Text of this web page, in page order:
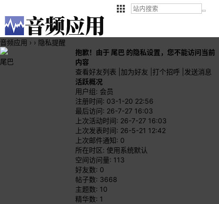
音频应用 › › 隐私提醒
尾巴
抱歉！由于 尾巴 的隐私设置，您不能访问当前
内容
查看好友列表
加为好友 打个招呼
发送消息
活跃概况
用户组: 会员
注册时间: 03-1-20 22:56
最后访问: 26-7-27 16:03
上次活动时间: 26-7-27 16:03
上次发表时间: 26-5-21 12:42
上次邮件通知: 0
所在时区: 使用系统默认
空间访问量: 113
好友数: 0
帖子数: 3668
主题数: 10
精华数: 1